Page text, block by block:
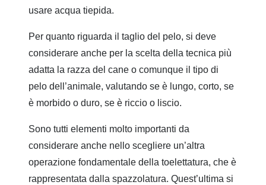
usare acqua tiepida.
Per quanto riguarda il taglio del pelo, si deve
considerare anche per la scelta della tecnica più
adatta la razza del cane o comunque il tipo di
pelo dell’animale, valutando se è lungo, corto, se
è morbido o duro, se è riccio o liscio.
Sono tutti elementi molto importanti da
considerare anche nello scegliere un’altra
operazione fondamentale della toelettatura, che è
rappresentata dalla spazzolatura. Quest’ultima si